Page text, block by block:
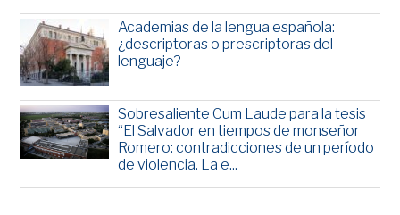
Academias de la lengua española:
¿descriptoras o prescriptoras del
lenguaje?
Sobresaliente Cum Laude para la tesis
“El Salvador en tiempos de monseñor
Romero: contradicciones de un período
de violencia. La e...